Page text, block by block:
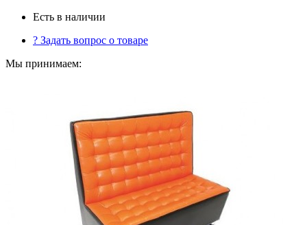
Есть в наличии
? Задать вопрос о товаре
Мы принимаем: